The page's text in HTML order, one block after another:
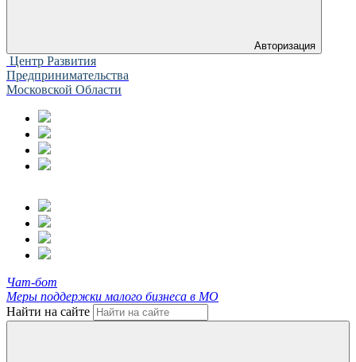
Авторизация
Центр Развития
Предпринимательства
Московской Области
Чат-бот
Меры поддержки малого бизнеса в МО
Найти на сайте